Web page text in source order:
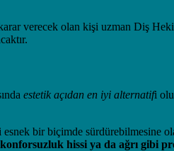
verecek olan kişi uzman Diş
estetik açıdan en iyi alternatifi
bir biçimde sürdürebilmesine
konforsuzluk hissi ya da ağrı gibi